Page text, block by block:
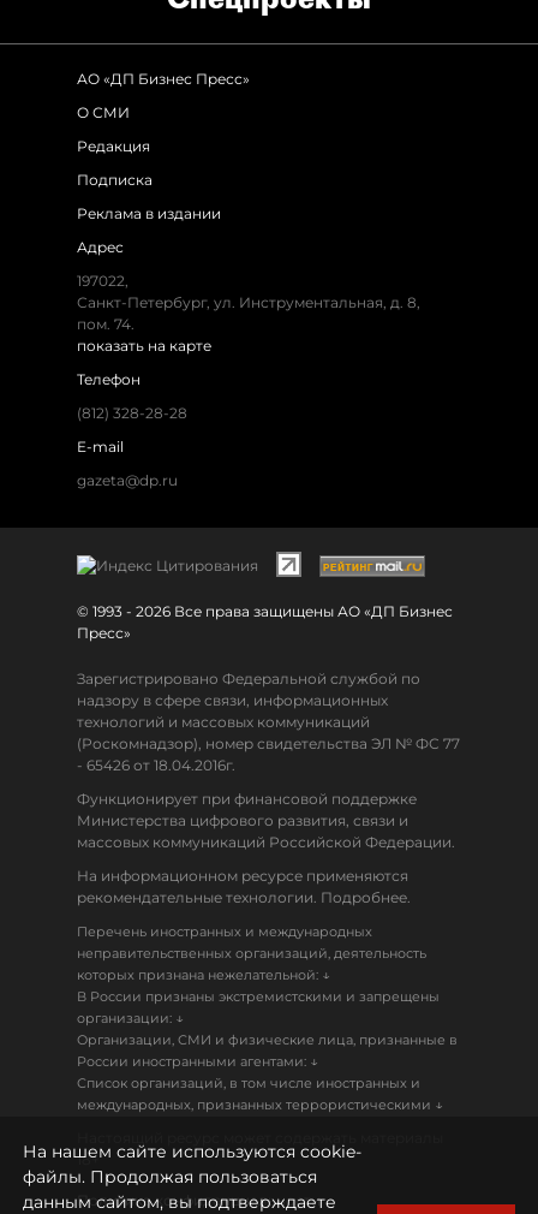
АО «ДП Бизнес Пресс»
О СМИ
Редакция
Подписка
Реклама в издании
Адрес
197022,
Санкт-Петербург, ул. Инструментальная, д. 8,
пом. 74.
показать на карте
Телефон
(812) 328-28-28
E-mail
gazeta@dp.ru
© 1993 - 2026 Все права защищены АО «ДП Бизнес
Пресс»
Зарегистрировано Федеральной службой по
надзору в сфере связи, информационных
технологий и массовых коммуникаций
(Роскомнадзор), номер свидетельства ЭЛ № ФС 77
- 65426 от 18.04.2016г.
Функционирует при финансовой поддержке
Министерства цифрового развития, связи и
массовых коммуникаций Российской Федерации.
На информационном ресурсе применяются
рекомендательные технологии. Подробнее.
Перечень иностранных и международных
неправительственных организаций, деятельность
которых признана нежелательной: ↓
В России признаны экстремистскими и запрещены
организации: ↓
Организации, СМИ и физические лица, признанные в
России иностранными агентами: ↓
Список организаций, в том числе иностранных и
международных, признанных террористическими ↓
18+
Политика конфиденциальности
На нашем сайте используются cookie-
файлы. Продолжая пользоваться
данным сайтом, вы подтверждаете